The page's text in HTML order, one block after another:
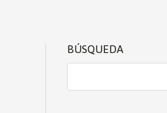
BÚSQUEDA